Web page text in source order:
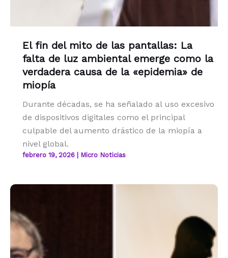
El fin del mito de las pantallas: La
falta de luz ambiental emerge como la
verdadera causa de la «epidemia» de
miopía
Durante décadas, se ha señalado al uso excesivo
de dispositivos digitales como el principal
culpable del aumento drástico de la miopía a
nivel global.
febrero 19, 2026 Micro Noticias